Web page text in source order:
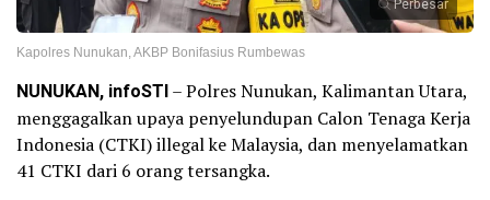
Perbesar
Kapolres Nunukan, AKBP Bonifasius Rumbewas
NUNUKAN, infoSTI– Polres Nunukan, Kalimantan Utara,
menggagalkan upaya penyelundupan Calon Tenaga Kerja
Indonesia (CTKI) illegal ke Malaysia, dan menyelamatkan
41 CTKI dari 6 orang tersangka.